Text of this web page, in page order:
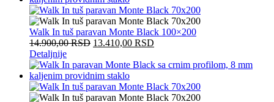
Walk In tuš paravan Monte Black 100×200
14.900,00RSD 13.410,00 RSD
Detaljnije